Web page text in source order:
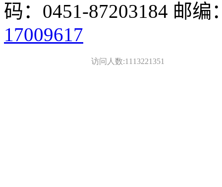
码：0451-87203184 邮编
17009617